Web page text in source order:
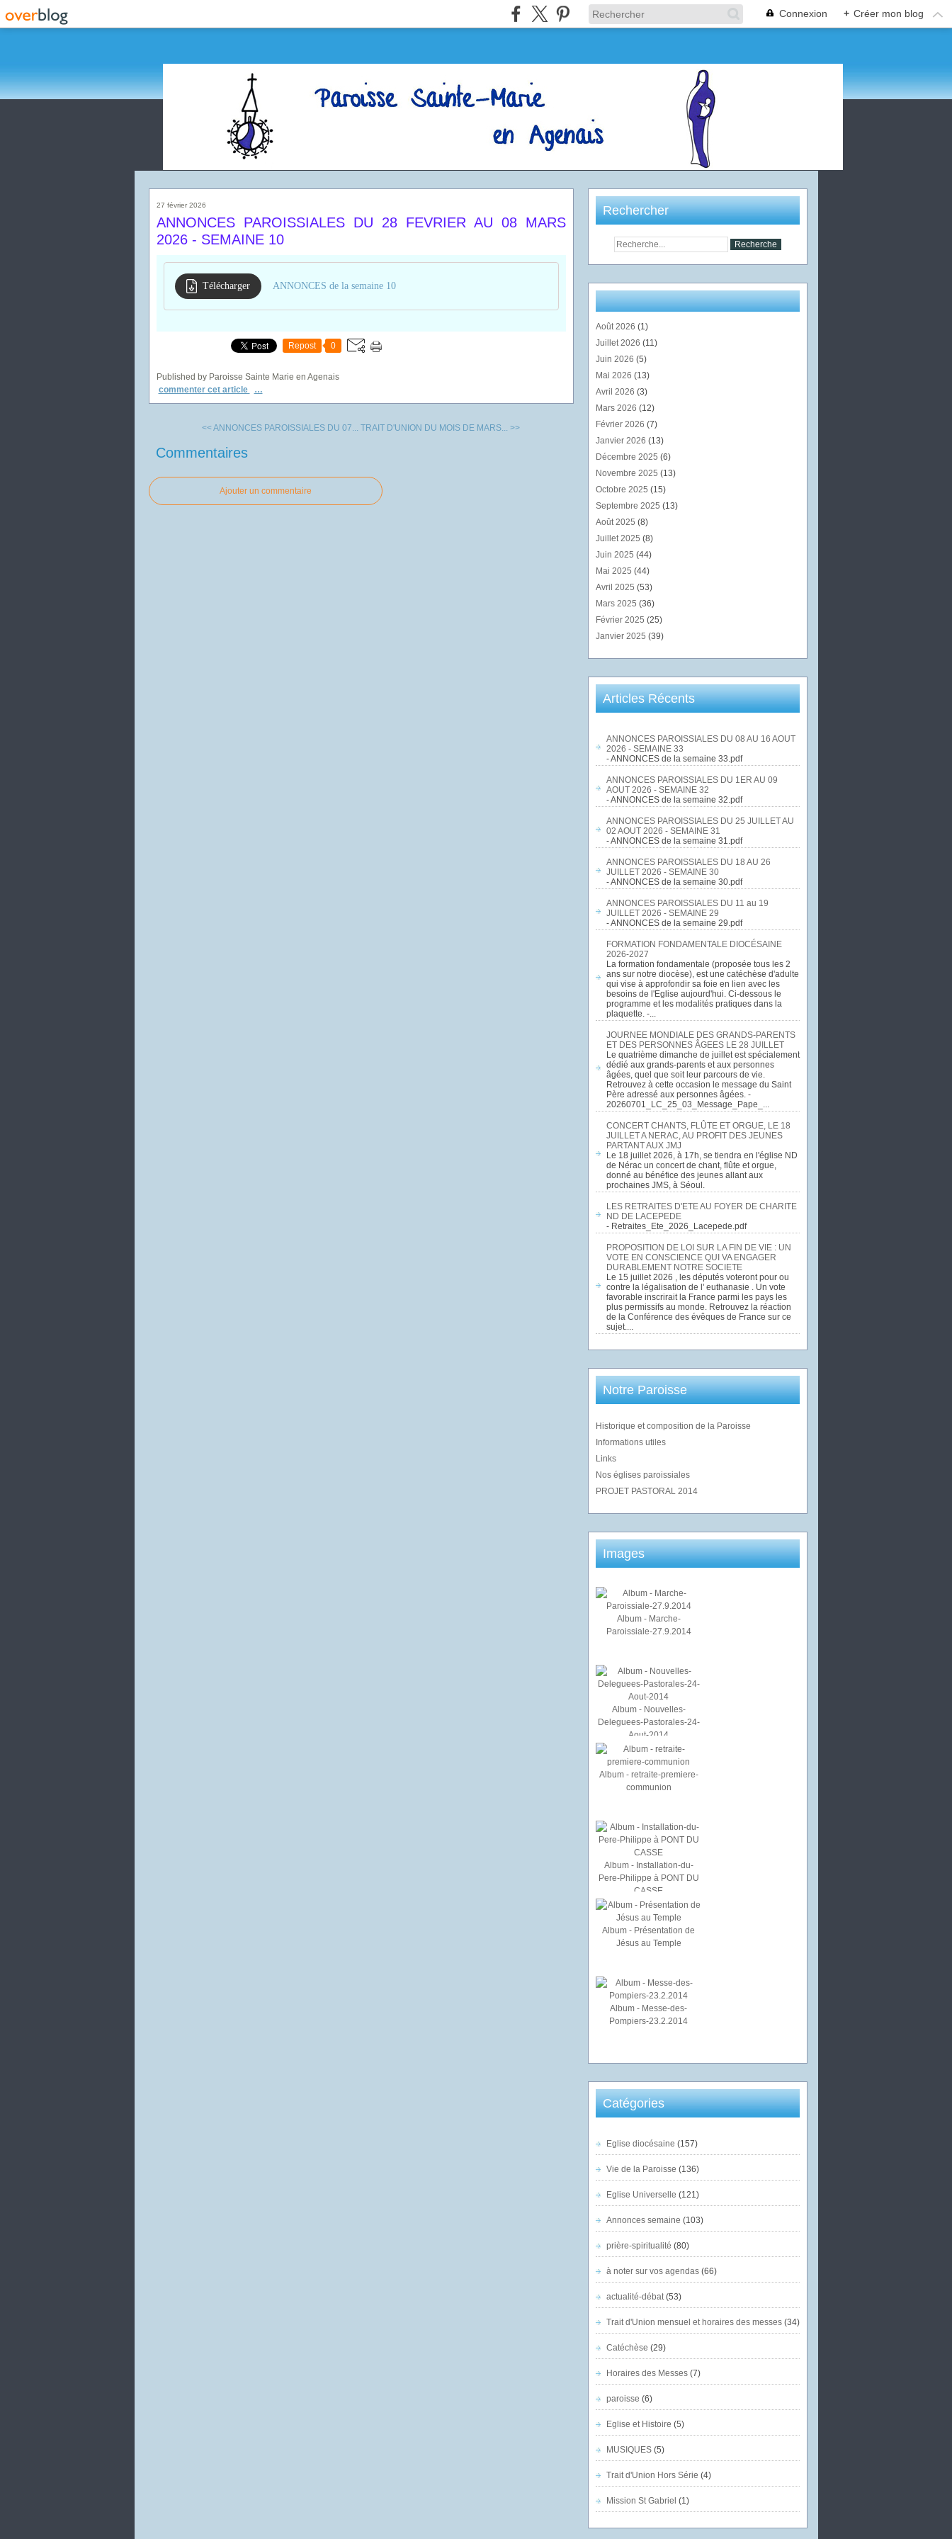
Connexion + Créer mon blog
27 février 2026
ANNONCES PAROISSIALES DU 28 FEVRIER AU 08 MARS
2026 - SEMAINE 10
Télécharger ANNONCES de la semaine 10
Repost 0
Published by Paroisse Sainte Marie en Agenais
commenter cet article
…
<< ANNONCES PAROISSIALES DU 07... TRAIT D'UNION DU MOIS DE MARS... >>
Commentaires
Ajouter un commentaire
Rechercher
Août 2026 (1)
Juillet 2026 (11)
Juin 2026 (5)
Mai 2026 (13)
Avril 2026 (3)
Mars 2026 (12)
Février 2026 (7)
Janvier 2026 (13)
Décembre 2025 (6)
Novembre 2025 (13)
Octobre 2025 (15)
Septembre 2025 (13)
Août 2025 (8)
Juillet 2025 (8)
Juin 2025 (44)
Mai 2025 (44)
Avril 2025 (53)
Mars 2025 (36)
Février 2025 (25)
Janvier 2025 (39)
Articles Récents
ANNONCES PAROISSIALES DU 08 AU 16 AOUT
2026 - SEMAINE 33
- ANNONCES de la semaine 33.pdf
ANNONCES PAROISSIALES DU 1ER AU 09
AOUT 2026 - SEMAINE 32
- ANNONCES de la semaine 32.pdf
ANNONCES PAROISSIALES DU 25 JUILLET AU
02 AOUT 2026 - SEMAINE 31
- ANNONCES de la semaine 31.pdf
ANNONCES PAROISSIALES DU 18 AU 26
JUILLET 2026 - SEMAINE 30
- ANNONCES de la semaine 30.pdf
ANNONCES PAROISSIALES DU 11 au 19
JUILLET 2026 - SEMAINE 29
- ANNONCES de la semaine 29.pdf
FORMATION FONDAMENTALE DIOCÉSAINE
2026-2027
La formation fondamentale (proposée tous les 2
ans sur notre diocèse), est une catéchèse d'adulte
qui vise à approfondir sa foie en lien avec les
besoins de l'Eglise aujourd'hui. Ci-dessous le
programme et les modalités pratiques dans la
plaquette. -...
JOURNEE MONDIALE DES GRANDS-PARENTS
ET DES PERSONNES ÂGEES LE 28 JUILLET
Le quatrième dimanche de juillet est spécialement
dédié aux grands-parents et aux personnes
âgées, quel que soit leur parcours de vie.
Retrouvez à cette occasion le message du Saint
Père adressé aux personnes âgées. -
20260701_LC_25_03_Message_Pape_...
CONCERT CHANTS, FLÛTE ET ORGUE, LE 18
JUILLET A NERAC, AU PROFIT DES JEUNES
PARTANT AUX JMJ
Le 18 juillet 2026, à 17h, se tiendra en l'église ND
de Nérac un concert de chant, flûte et orgue,
donné au bénéfice des jeunes allant aux
prochaines JMS, à Séoul.
LES RETRAITES D'ETE AU FOYER DE CHARITE
ND DE LACEPEDE
- Retraites_Ete_2026_Lacepede.pdf
PROPOSITION DE LOI SUR LA FIN DE VIE : UN
VOTE EN CONSCIENCE QUI VA ENGAGER
DURABLEMENT NOTRE SOCIETE
Le 15 juillet 2026 , les députés voteront pour ou
contre la légalisation de l' euthanasie . Un vote
favorable inscrirait la France parmi les pays les
plus permissifs au monde. Retrouvez la réaction
de la Conférence des évêques de France sur ce
sujet....
Notre Paroisse
Historique et composition de la Paroisse
Informations utiles
Links
Nos églises paroissiales
PROJET PASTORAL 2014
Images
Album - Marche-
Paroissiale-27.9.2014
Album - Nouvelles-
Deleguees-Pastorales-24-
Aout-2014
Album - retraite-premiere-
communion
Album - Installation-du-
Pere-Philippe à PONT DU
CASSE
Album - Présentation de
Jésus au Temple
Album - Messe-des-
Pompiers-23.2.2014
Catégories
Eglise diocésaine (157)
Vie de la Paroisse (136)
Eglise Universelle (121)
Annonces semaine (103)
prière-spiritualité (80)
à noter sur vos agendas(66)
actualité-débat(53)
Trait d'Union mensuel et horaires des messes(34)
Catéchèse (29)
Horaires des Messes(7)
paroisse (6)
Eglise et Histoire (5)
MUSIQUES(5)
Trait d'Union Hors Série (4)
Mission St Gabriel (1)